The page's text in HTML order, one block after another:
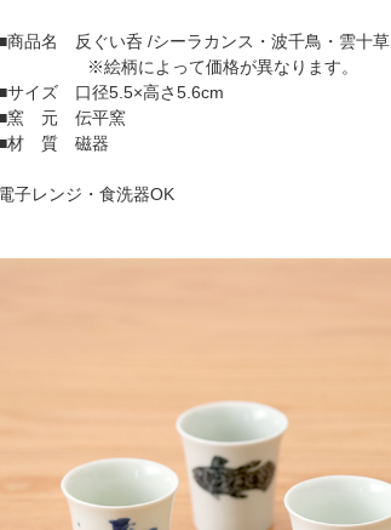
商品名 反ぐい呑 /シーラカンス・波千鳥・雲十草
※絵柄によって価格が異なります。
サイズ 口径5.5×高さ5.6cm
窯 元 伝平窯
材 質 磁器
電子レンジ・食洗器OK